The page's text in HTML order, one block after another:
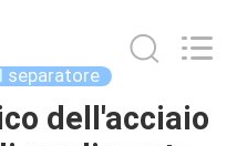
separatore
dell'acciaio